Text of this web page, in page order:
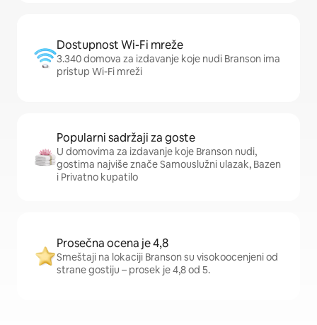
Dostupnost Wi-Fi mreže
3.340 domova za izdavanje koje nudi Branson ima
pristup Wi-Fi mreži
Popularni sadržaji za goste
U domovima za izdavanje koje Branson nudi,
gostima najviše znače Samouslužni ulazak, Bazen
i Privatno kupatilo
Prosečna ocena je 4,8
Smeštaji na lokaciji Branson su visokoocenjeni od
strane gostiju – prosek je 4,8 od 5.